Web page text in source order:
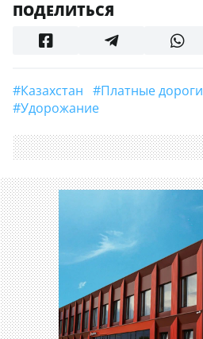
ПОДЕЛИТЬСЯ
#Казахстан #Платные дороги
#удорожание